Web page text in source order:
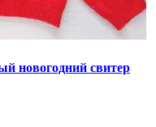
новогодний свитер